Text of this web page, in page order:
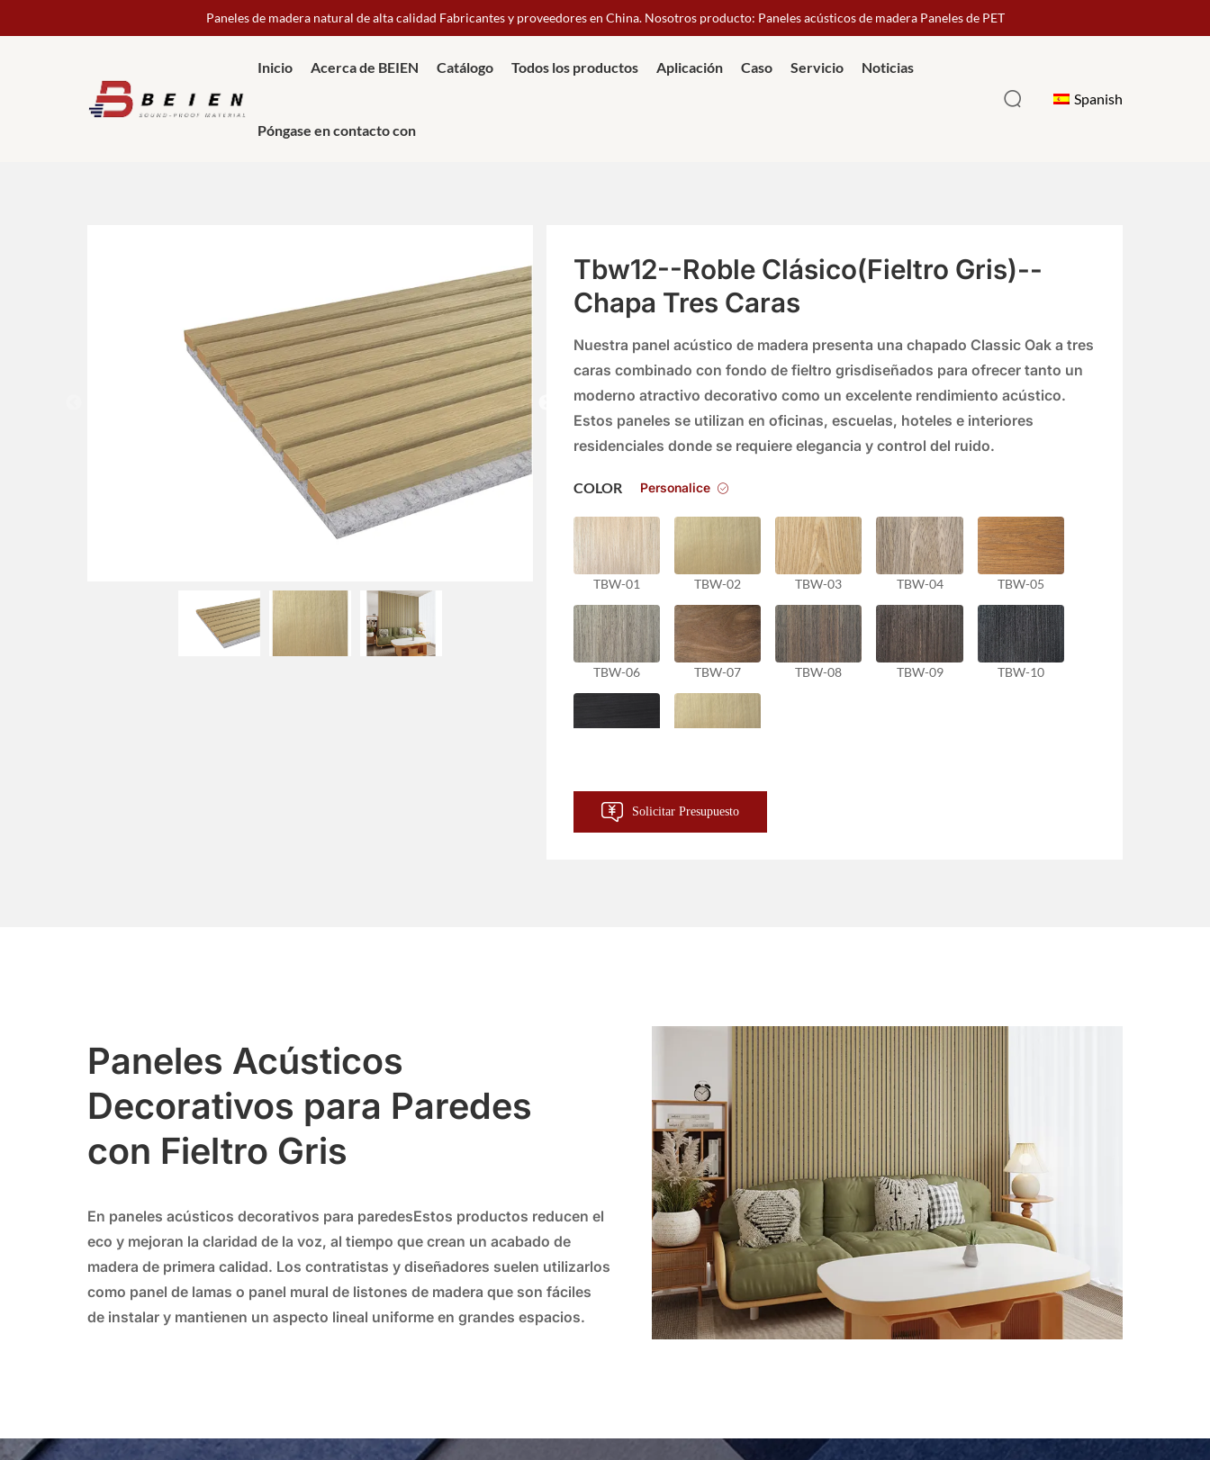
Paneles de madera natural de alta calidad Fabricantes y proveedores en China. Nosotros producto: Paneles acústicos de madera Paneles de PET
Inicio Acerca de BEIEN Catálogo Todos los productos Aplicación Caso Servicio Noticias
Póngase en contacto con
Spanish
Tbw12--Roble Clásico(Fieltro Gris)--
Chapa Tres Caras
Nuestra panel acústico de madera presenta una chapado Classic Oak a tres
caras combinado con fondo de fieltro grisdiseñados para ofrecer tanto un
moderno atractivo decorativo como un excelente rendimiento acústico.
Estos paneles se utilizan en oficinas, escuelas, hoteles e interiores
residenciales donde se requiere elegancia y control del ruido.
COLOR Personalice
TBW-01 TBW-02 TBW-03 TBW-04 TBW-05
TBW-06 TBW-07 TBW-08 TBW-09 TBW-10
Solicitar Presupuesto
Paneles Acústicos
Decorativos para Paredes
con Fieltro Gris
En paneles acústicos decorativos para paredesEstos productos reducen el
eco y mejoran la claridad de la voz, al tiempo que crean un acabado de
madera de primera calidad. Los contratistas y diseñadores suelen utilizarlos
como panel de lamas o panel mural de listones de madera que son fáciles
de instalar y mantienen un aspecto lineal uniforme en grandes espacios.